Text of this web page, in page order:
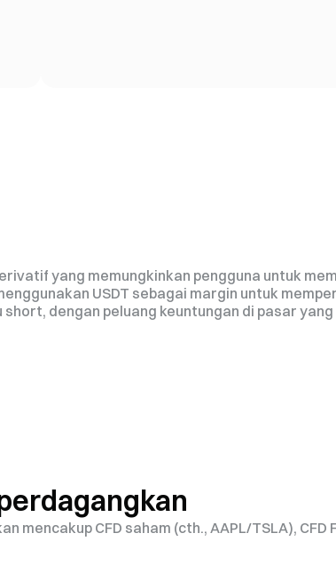
yang memungkinkan pengguna untuk
USDT sebagai margin untuk
dengan peluang keuntungan di pasar
CFD saham (cth., AAPL/TSLA), CFD